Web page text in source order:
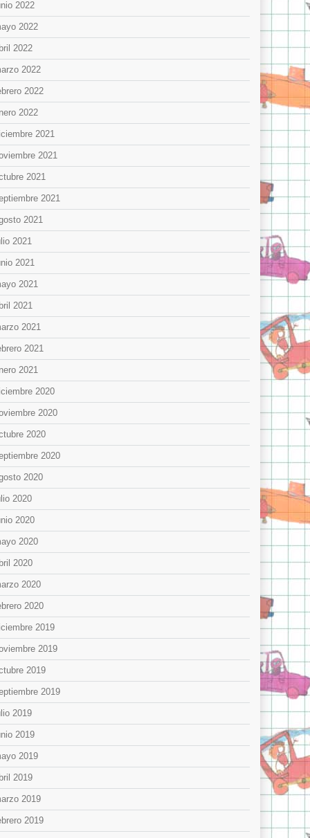
2022
2022
2022
2022
2022
2022
2021
2021
2021
2021
2021
2021
2021
2021
2021
2021
2021
2021
2020
2020
2020
2020
2020
2020
2020
2020
2020
2020
2020
2019
2019
2019
2019
2019
2019
2019
2019
2019
2019